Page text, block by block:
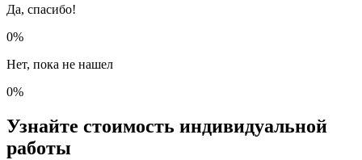
Да, спасибо!
0%
Нет, пока не нашел
0%
Узнайте стоимость индивидуальной
работы